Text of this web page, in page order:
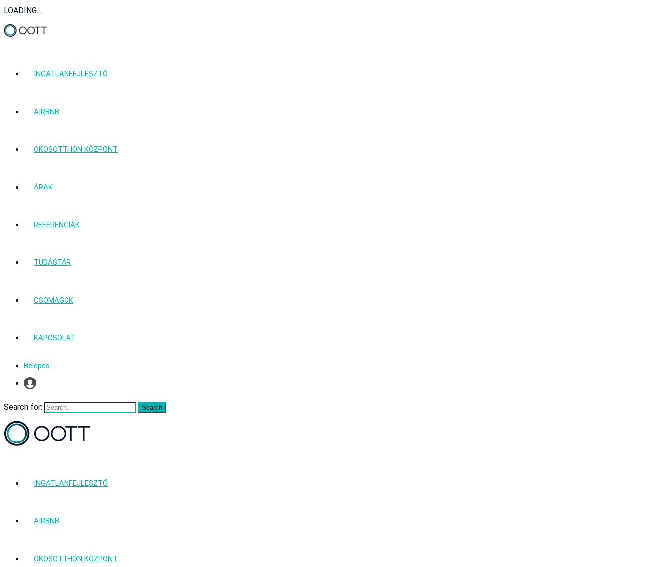
LOADING...
INGATLANFEJLESZTŐ
AIRBNB
OKOSOTTHON KÖZPONT
ÁRAK
REFERENCIÁK
TUDÁSTÁR
CSOMAGOK
KAPCSOLAT
Belépés
Profil
Search for:
INGATLANFEJLESZTŐ
AIRBNB
OKOSOTTHON KÖZPONT